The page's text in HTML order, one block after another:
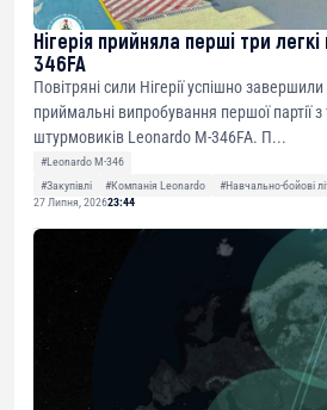
Нігерія прийняла перші три
346FA
Повітряні сили Нігерії успішно завершили
приймальні випробування першої партії
штурмовиків Leonardo M-346FA. П...
#Leonardo M-346
#Закупівлі
#Компанія Leonardo #Навчально-бойові
27 Липня, 202623:44